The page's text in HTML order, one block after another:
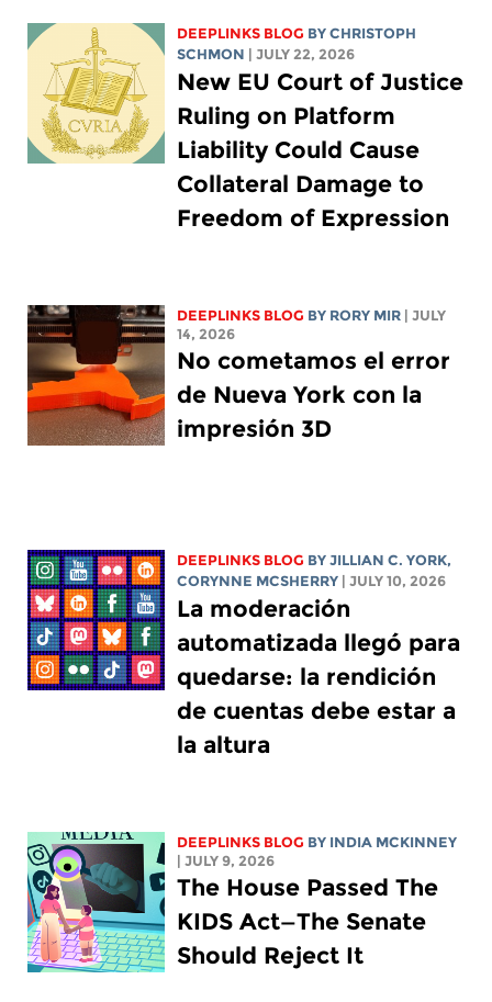
DEEPLINKS BLOG BYCHRISTOPH
SCHMON
| JULY 22, 2026
New EU Court of Justice
Ruling on Platform
Liability Could Cause
Collateral Damage to
Freedom of Expression
DEEPLINKS BLOG BY RORY MIR
| JULY
14, 2026
No cometamos el error
de Nueva York con la
impresión 3D
DEEPLINKS BLOG BYJILLIAN C. YORK,
CORYNNE MCSHERRY
| JULY 10, 2026
La moderación
automatizada llegó para
quedarse: la rendición
de cuentas debe estar a
la altura
DEEPLINKS BLOG BY INDIA MCKINNEY
| JULY 9, 2026
The House Passed The
KIDS Act—The Senate
Should Reject It